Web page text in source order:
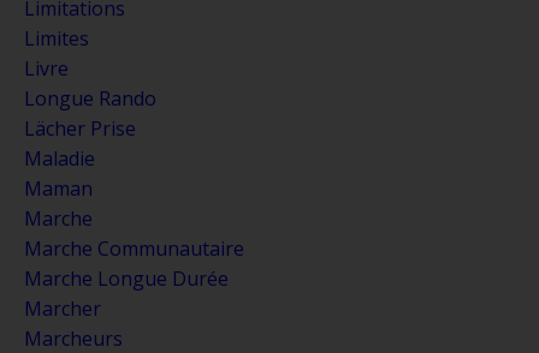
Limitations
Limites
Livre
Longue Rando
Lächer Prise
Maladie
Maman
Marche
Marche Communautaire
Marche Longue Durée
Marcher
Marcheurs